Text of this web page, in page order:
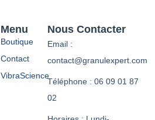
Menu
Boutique
Contact
VibraScience
Nous Contacter
Email :
contact@granulexpert.com
Téléphone : 06 09 01 87
02